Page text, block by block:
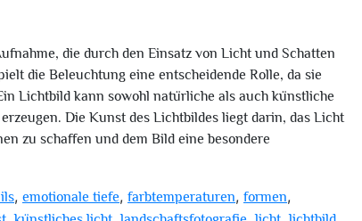
die durch den Einsatz von Licht und Schatten
die Beleuchtung eine entscheidende Rolle, da sie
Lichtbild kann sowohl natürliche als auch künstliche
Die Kunst des Lichtbildes liegt darin, das Licht
zu schaffen und dem Bild eine besondere
, emotionale tiefe, farbtemperaturen, formen,